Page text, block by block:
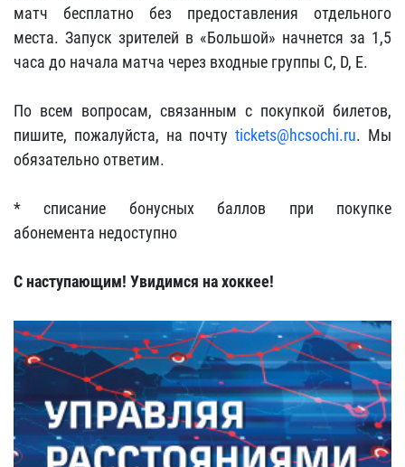
матч бесплатно без предоставления отдельного
места. Запуск зрителей в «Большой» начнется за 1,5
часа до начала матча через входные группы C, D, E.
По всем вопросам, связанным с покупкой билетов,
пишите, пожалуйста, на почтуtickets@hcsochi.ru. Мы
обязательно ответим.
* списание бонусных баллов при покупке
абонемента недоступно
С наступающим! Увидимся на хоккее!